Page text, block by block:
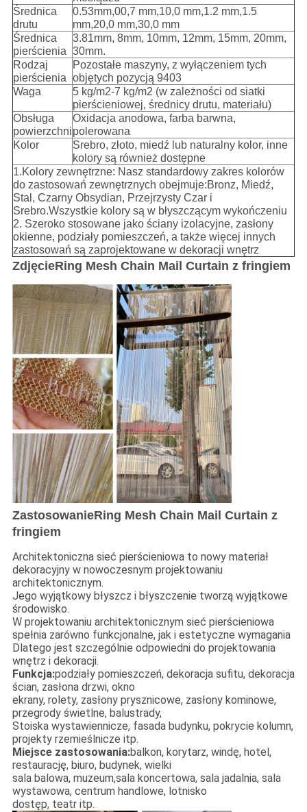
Średnica
drutu
0.53mm,00,7 mm,10,0 mm,1.2 mm,1.5
mm,20,0 mm,30,0 mm
Średnica
pierścienia
3.81mm, 8mm, 10mm, 12mm, 15mm, 20mm,
30mm.
Rodzaj
pierścienia
Pozostałe maszyny, z wyłączeniem tych
objętych pozycją 9403
Waga
5 kg/m2-7 kg/m2 (w zależności od siatki
pierścieniowej, średnicy drutu, materiału)
Obsługa
powierzchni
Oxidacja anodowa, farba barwna,
polerowana
Kolor
Srebro, złoto, miedź lub naturalny kolor, inne
kolory są również dostępne
1.Kolory zewnętrzne: Nasz standardowy zakres kolorów
do zastosowań zewnętrznych obejmuje:Bronz, Miedź,
Stal, Czarny Obsydian, Przejrzysty Czar i
Srebro.Wszystkie kolory są w błyszczącym wykończeniu
2. Szeroko stosowane jako ściany izolacyjne, zasłony
okienne, podziały pomieszczeń, a także więcej innych
zastosowań są zaprojektowane w dekoracji wnętrz
ZdjęcieRing Mesh Chain Mail Curtain z fringiem
ZastosowanieRing Mesh Chain Mail Curtain z
fringiem
Architektoniczna sieć pierścieniowa to nowy materiał
dekoracyjny w nowoczesnym projektowaniu
architektonicznym.
Jego wyjątkowy błyszcz i błyszczenie tworzą wyjątkowe
środowisko.
W projektowaniu architektonicznym sieć pierścieniowa
spełnia zarówno funkcjonalne, jak i estetyczne wymagania
Dlatego jest szczególnie odpowiedni do projektowania
wnętrz i dekoracji.
Funkcja:podziały pomieszczeń, dekoracja sufitu, dekoracja
ścian, zasłona drzwi, okno
ekrany, rolety, zasłony prysznicowe, zasłony kominowe,
przegrody świetlne, balustrady,
Stoiska wystawiennicze, fasada budynku, pokrycie kolumn,
projekty rzemieślnicze itp.
Miejsce zastosowania:balkon, korytarz, windę, hotel,
restaurację, biuro, budynek, wielki
sala balowa, muzeum,sala koncertowa, sala jadalnia, sala
wystawowa, centrum handlowe, lotnisko
dostęp, teatr itp.